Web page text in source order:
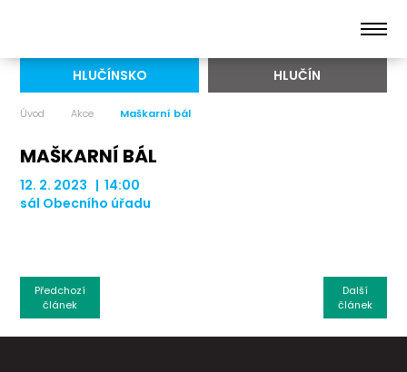
HLUČÍNSKO HLUČÍN
Úvod Akce Maškarní bál
MAŠKARNÍ BÁL
12. 2. 2023 | 14:00
sál Obecního úřadu
Další
článek
Předchozí
článek